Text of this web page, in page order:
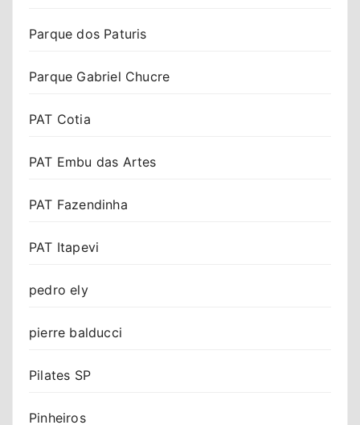
Parque dos Paturis
Parque Gabriel Chucre
PAT Cotia
PAT Embu das Artes
PAT Fazendinha
PAT Itapevi
pedro ely
pierre balducci
Pilates SP
Pinheiros